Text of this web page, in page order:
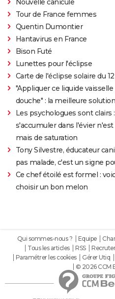
Nouvelle canicule
Tour de France femmes
Quentin Dumontier
Hantavirus en France
Bison Futé
Lunettes pour l'éclipse
Carte de l'éclipse solaire du
"Appliquer ce liquide
douche" : la meilleure
Les psychologues sont clairs
s'accumuler dans l'évier
mais de saturation
Tony Silvestre, éducateur
pas malade, c'est un signe
Ce chef étoilé est formel :
choisir un bon melon
Qui sommes-nous ? Equipe
Tous les articles
RSS
Paramétrer les cookies
Gérer Utiq
© 2026 CCM